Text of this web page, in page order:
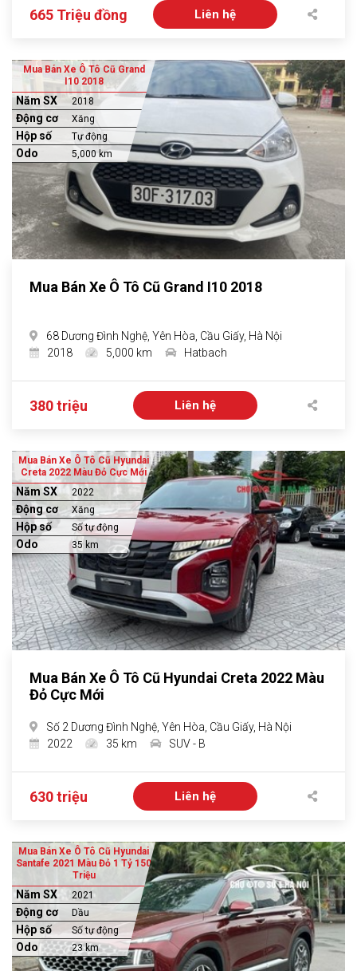
665 Triệu đồng Liên hệ
Mua Bán Xe Ô Tô Cũ Grand
I10 2018
Năm SX 2018
Động cơ Xăng
Hộp số Tự động
Odo 5,000 km
Mua Bán Xe Ô Tô Cũ Grand I10 2018
68 Dương Đình Nghệ, Yên Hòa, Cầu Giấy, Hà Nội
2018
5,000 km Hatbach
380 triệu Liên hệ
Mua Bán Xe Ô Tô Cũ Hyundai
Creta 2022 Màu Đỏ Cực Mới
Năm SX 2022
Động cơ Xăng
Hộp số Số tự động
Odo 35 km
Mua Bán Xe Ô Tô Cũ Hyundai Creta 2022 Màu
Đỏ Cực Mới
Số 2 Dương Đình Nghệ, Yên Hòa, Cầu Giấy, Hà Nội
2022
35 km SUV - B
630 triệu Liên hệ
Mua Bán Xe Ô Tô Cũ Hyundai
Santafe 2021 Màu Đỏ 1 Tỷ 150
Triệu
Năm SX 2021
Động cơ Dầu
Hộp số Số tự động
Odo 23 km